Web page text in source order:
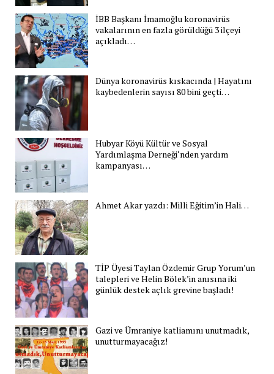
İBB Başkanı İmamoğlu koronavirüs
vakalarının en fazla görüldüğü 3 ilçeyi
açıkladı…
Dünya koronavirüs kıskacında | Hayatını
kaybedenlerin sayısı 80 bini geçti…
Hubyar Köyü Kültür ve Sosyal
Yardımlaşma Derneği‘nden yardım
kampanyası…
Ahmet Akar yazdı: Milli Eğitim’in Hali…
TİP Üyesi Taylan Özdemir Grup Yorum’un
talepleri ve Helin Bölek’in anısına iki
günlük destek açlık grevine başladı!
Gazi ve Ümraniye katliamını unutmadık,
unutturmayacağız!